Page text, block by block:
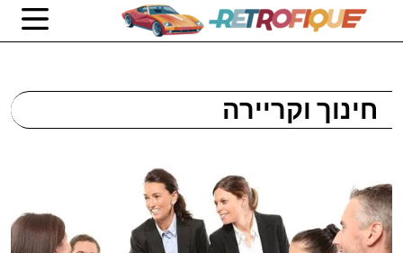
חינוך וקריירה